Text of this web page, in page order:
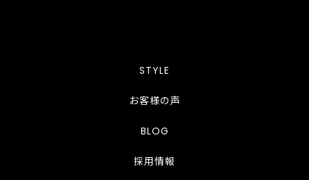
STYLE
お客様の声
BLOG
採用情報